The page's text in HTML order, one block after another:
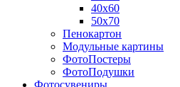
40х60
50х70
Пенокартон
Модульные картины
ФотоПостеры
ФотоПодушки
Фотоcувениры